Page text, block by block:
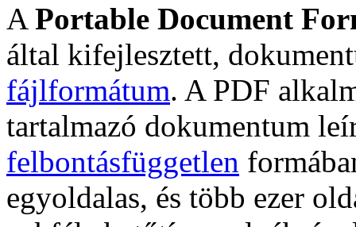
A Portable Document
által kifejlesztett,
fájlformátum. A PDF
tartalmazó dokumentum
felbontásfüggetlen
egyoldalas, és több ezer